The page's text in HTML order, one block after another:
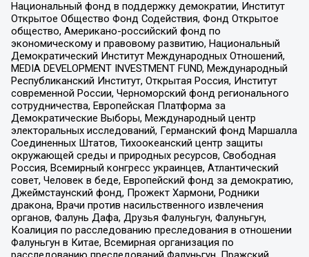
Национальный фонд в поддержку демократии, Институт
Открытое Общество Фонд Содействия, Фонд Открытое
общество, Американо-российский фонд по
экономическому и правовому развитию, Национальный
Демократический Институт Международных Отношений,
MEDIA DEVELOPMENT INVESTMENT FUND, Международный
Республиканский Институт, Открытая Россия, Институт
современной России, Черноморский фонд регионального
сотрудничества, Европейская Платформа за
Демократические Выборы, Международный центр
электоральных исследований, Германский фонд Маршалла
Соединенных Штатов, Тихоокеанский центр защиты
окружающей среды и природных ресурсов, Свободная
Россия, Всемирный конгресс украинцев, Атлантический
совет, Человек в беде, Европейский фонд за демократию,
Джеймстаунский фонд, Прожект Хармони, Родники
дракона, Врачи против насильственного извлечения
органов, Фалунь Дафа, Друзья Фалуньгун, Фалуньгун,
Коалиция по расследованию преследования в отношении
Фалуньгун в Китае, Всемирная организация по